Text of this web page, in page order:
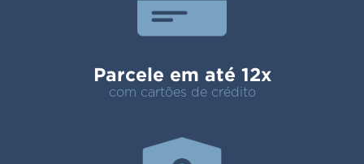
Parcele em até 12x
com cartões de crédito